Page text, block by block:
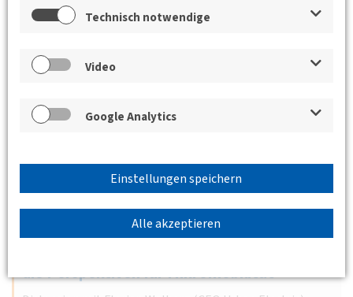
Technisch notwendige
Video
Google Analytics
Einstellungen speichern
Alle akzeptieren
HOCHBAHN Betriebswerkstatt Billstedt
Hamburger Hochbahn AG)
Weiterlesen
11.06.2020 17:00
Berliner Tor 5, 20099 Hamburg, Deutschland
DVWG Hamburg e. V.
die Perspektiven für Mikromobilität